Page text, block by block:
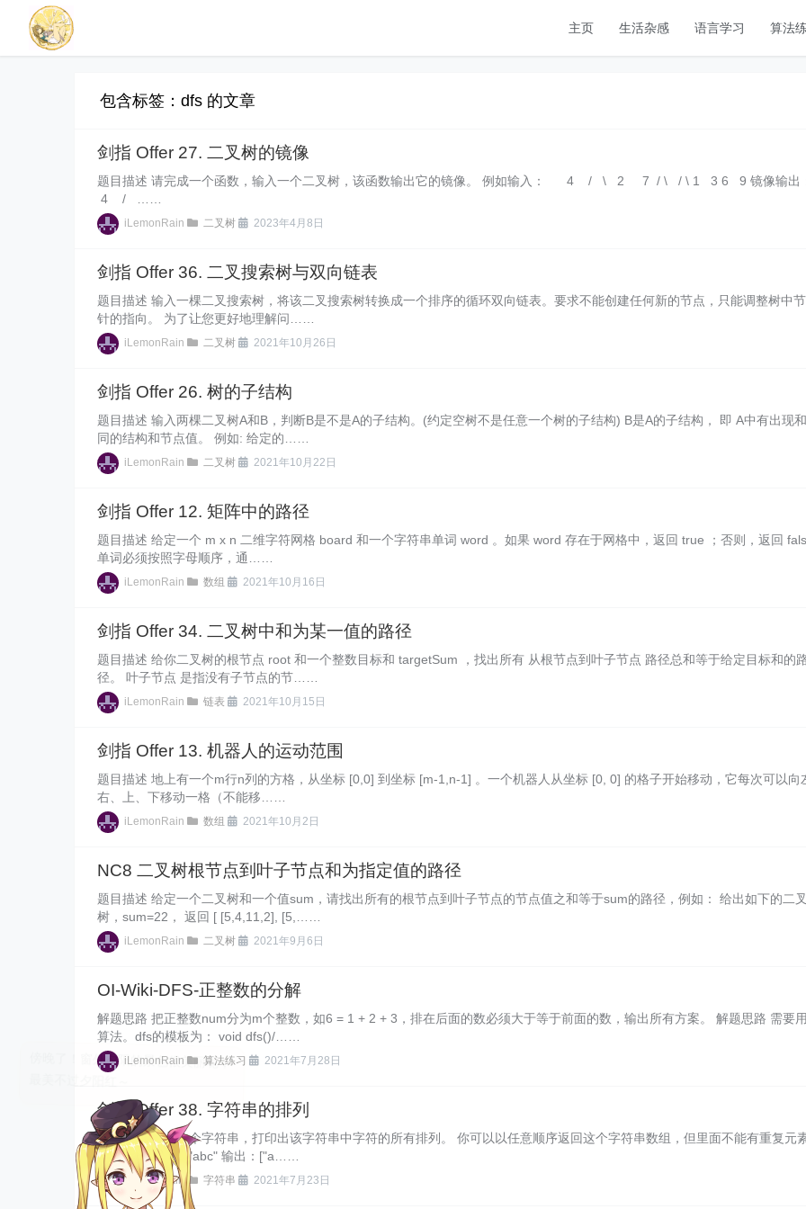
主页 生活杂感 语言学习 算法
包含标签：dfs 的文章
剑指 Offer 27. 二叉树的镜像
题目描述 请完成一个函数，输入一个二叉树，该函数输出它的镜像。 例如输入： 4 / \ 2 7 / \ / \ 1 3 6 9 镜像输
4 / ……
iLemonRain 二叉树 2023年4月8日
剑指 Offer 36. 二叉搜索树与双向链表
题目描述 输入一棵二叉搜索树，将该二叉搜索树转换成一个排序的循环双向链表。要求不能创建任何新的节点，只能调整树中
针的指向。 为了让您更好地理解问……
iLemonRain 二叉树 2021年10月26日
剑指 Offer 26. 树的子结构
题目描述 输入两棵二叉树A和B，判断B是不是A的子结构。(约定空树不是任意一个树的子结构) B是A的子结构， 即 A中有出现
同的结构和节点值。 例如: 给定的……
iLemonRain 二叉树 2021年10月22日
剑指 Offer 12. 矩阵中的路径
题目描述 给定一个 m x n 二维字符网格 board 和一个字符串单词 word 。如果 word 存在于网格中，返回 true ；否则，返回
单词必须按照字母顺序，通……
iLemonRain 数组 2021年10月16日
剑指 Offer 34. 二叉树中和为某一值的路径
题目描述 给你二叉树的根节点 root 和一个整数目标和 targetSum ，找出所有 从根节点到叶子节点 路径总和等于给定目标和的
径。 叶子节点 是指没有子节点的节……
iLemonRain 链表 2021年10月15日
剑指 Offer 13. 机器人的运动范围
题目描述 地上有一个m行n列的方格，从坐标 [0,0] 到坐标 [m-1,n-1] 。一个机器人从坐标 [0, 0] 的格子开始移动，它每次可以向
右、上、下移动一格（不能移……
iLemonRain 数组 2021年10月2日
NC8 二叉树根节点到叶子节点和为指定值的路径
题目描述 给定一个二叉树和一个值sum，请找出所有的根节点到叶子节点的节点值之和等于sum的路径，例如： 给出如下的二叉
树，sum=22， 返回 [ [5,4,11,2], [5,……
iLemonRain 二叉树 2021年9月6日
OI-Wiki-DFS-正整数的分解
解题思路 把正整数num分为m个整数，如6 = 1 + 2 + 3，排在后面的数必须大于等于前面的数，输出所有方案。 解题思路 需要
算法。dfs的模板为： void dfs()/……
iLemonRain 算法练习 2021年7月28日
剑指 Offer 38. 字符串的排列
题目描述 输入一个字符串，打印出该字符串中字符的所有排列。 你可以以任意顺序返回这个字符串数组，但里面不能有重复元素
示例: 输入：s = "abc" 输出：["a……
iLemonRain 字符串 2021年7月23日